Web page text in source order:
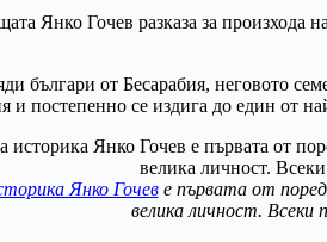
Янко Гочев разказа за произхода
българи от Бесарабия, неговото
постепенно се издига до един от
Янко Гочеве първата от
велика личност. Всеки